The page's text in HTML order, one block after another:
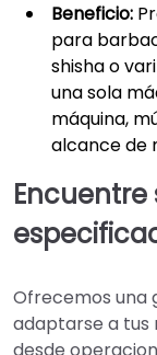
Beneficio:
para
shisha o
una sola
máquina,
alcance de
Ofrecemos una
adaptarse a tus
desde